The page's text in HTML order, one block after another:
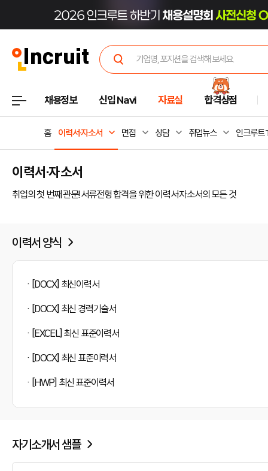
채용정보 신입 Navi 자료실 합격상점
홈 이력서·자소서 면접 상담 취업뉴스 인크루트
이력서·자소서
취업의 첫 번째 관문! 서류전형 합격을 위한 이력서·자소서의 모든 것
이력서 양식
[DOCX] 최신이력서
[DOCX] 최신 경력기술서
[EXCEL] 최신 표준이력서
[DOCX] 최신 표준이력서
[HWP] 최신 표준이력서
자기소개서 샘플